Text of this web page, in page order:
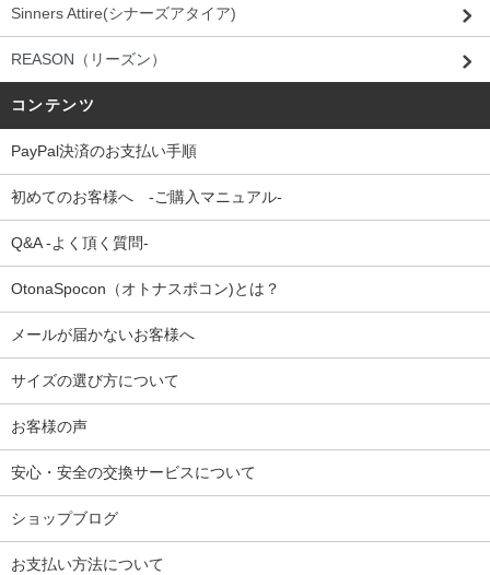
Sinners Attire(シナーズアタイア)
REASON（リーズン）
コンテンツ
PayPal決済のお支払い手順
初めてのお客様へ -ご購入マニュアル-
Q&A -よく頂く質問-
OtonaSpocon（オトナスポコン)とは？
メールが届かないお客様へ
サイズの選び方について
お客様の声
安心・安全の交換サービスについて
ショップブログ
お支払い方法について